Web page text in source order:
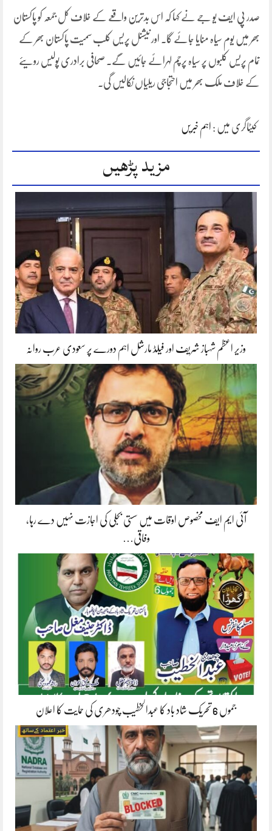
صدر پی ایف یو جے نے کہا کہ اس بدترین واقعے کے خلاف کل جمعہ کو پاکستان
بھر میں یوم سیاہ منایا جائے گا۔ اور نیشنل پریس کلب سمیت پاکستان بھر کے
تمام پریس کلبوں پر سیاہ پرچم لہرائے جائیں گے۔ صحافی برادری پولیس رویئے
کے خلاف ملک بھر میں احتجاجی ریلیاں نکالیں گی۔
کیٹاگری میں : اہم خبریں
مزید پڑھیں
وزیر اعظم شہباز شریف اور فیلڈ مارشل اہم دورے پر سعودی عرب روانہ
آئی ایم ایف مخصوص اوقات میں سستی بجلی کی اجازت نہیں دے رہا،
وفاقی…
جموں 6 تحریک شاد باد کا عبدالخطیب چودھری کی حمایت کا اعلان